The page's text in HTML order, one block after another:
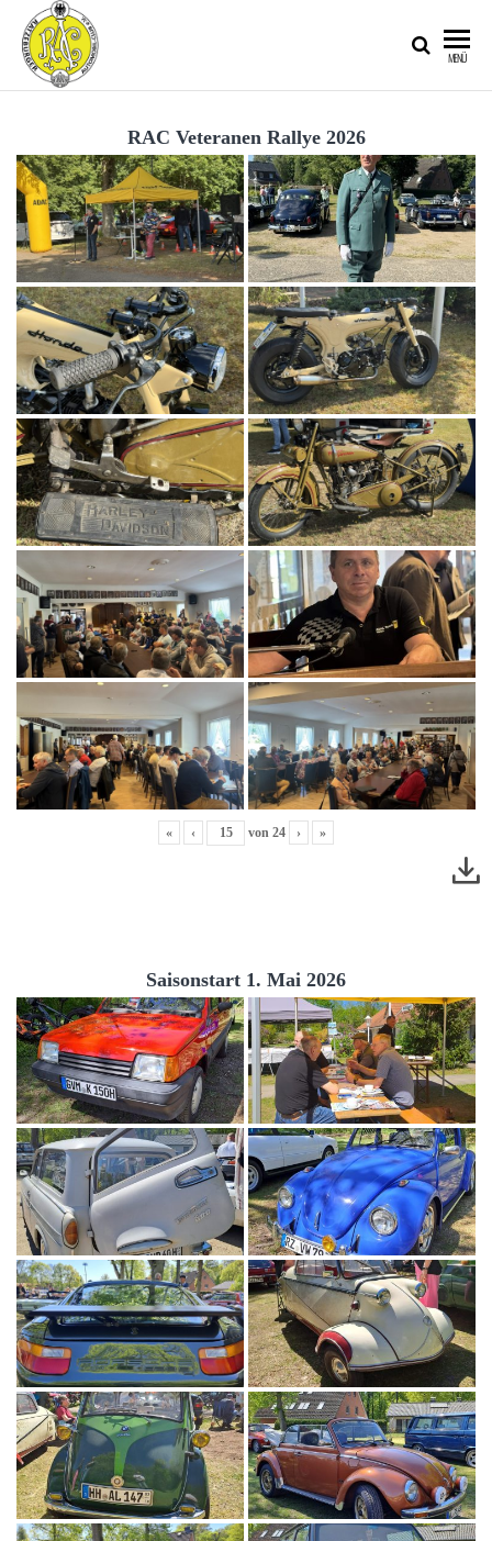
AUTOMOBIL-
CLUB IM
ADAC E.V.
MENÜ
RAC Veteranen Rallye 2026
« ‹ von 24 › »
Saisonstart 1. Mai 2026